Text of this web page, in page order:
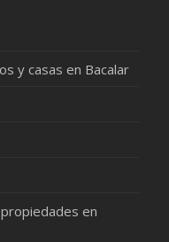
y casas en Bacalar
en